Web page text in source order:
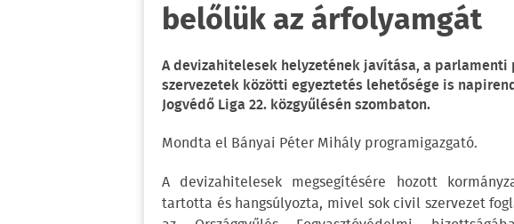
belőlük az árfolyamgát
A devizahitelesek helyzetének javítása, a
szervezetek közötti egyeztetés lehetősége is
Jogvédő Liga 22. közgyűlésén szombaton.
Mondta el Bányai Péter Mihály programigazgató.
A devizahitelesek megsegítésére hozott
tartotta és hangsúlyozta, mivel sok civil szervezet